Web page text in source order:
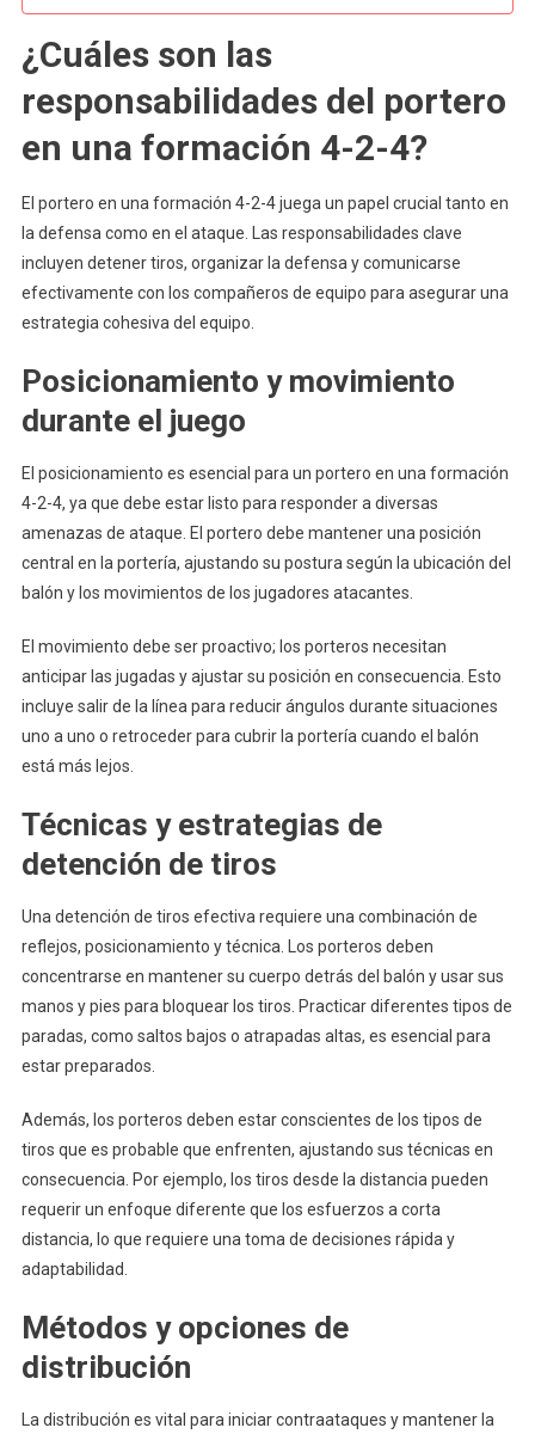
¿Cuáles son las
responsabilidades del portero
en una formación 4-2-4?
El portero en una formación 4-2-4 juega un papel crucial tanto en
la defensa como en el ataque. Las responsabilidades clave
incluyen detener tiros, organizar la defensa y comunicarse
efectivamente con los compañeros de equipo para asegurar una
estrategia cohesiva del equipo.
Posicionamiento y movimiento
durante el juego
El posicionamiento es esencial para un portero en una formación
4-2-4, ya que debe estar listo para responder a diversas
amenazas de ataque. El portero debe mantener una posición
central en la portería, ajustando su postura según la ubicación del
balón y los movimientos de los jugadores atacantes.
El movimiento debe ser proactivo; los porteros necesitan
anticipar las jugadas y ajustar su posición en consecuencia. Esto
incluye salir de la línea para reducir ángulos durante situaciones
uno a uno o retroceder para cubrir la portería cuando el balón
está más lejos.
Técnicas y estrategias de
detención de tiros
Una detención de tiros efectiva requiere una combinación de
reflejos, posicionamiento y técnica. Los porteros deben
concentrarse en mantener su cuerpo detrás del balón y usar sus
manos y pies para bloquear los tiros. Practicar diferentes tipos de
paradas, como saltos bajos o atrapadas altas, es esencial para
estar preparados.
Además, los porteros deben estar conscientes de los tipos de
tiros que es probable que enfrenten, ajustando sus técnicas en
consecuencia. Por ejemplo, los tiros desde la distancia pueden
requerir un enfoque diferente que los esfuerzos a corta
distancia, lo que requiere una toma de decisiones rápida y
adaptabilidad.
Métodos y opciones de
distribución
La distribución es vital para iniciar contraataques y mantener la